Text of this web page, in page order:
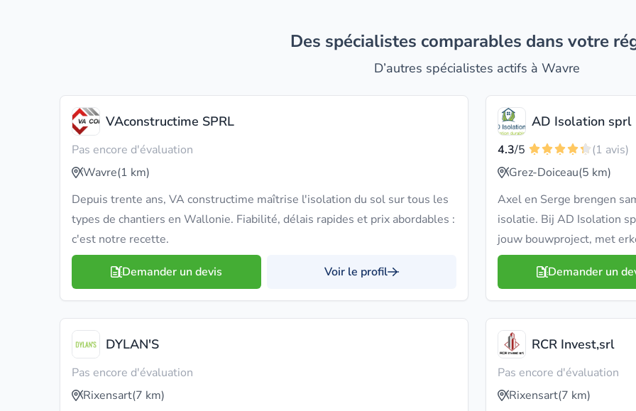
Des spécialistes comparables dans votre
D’autres spécialistes actifs à Wavre
VAconstructime SPRL
Pas encore d'évaluation
Wavre(1 km)
Depuis trente ans, VA constructime maîtrise l'isolation du sol sur tous les
types de chantiers en Wallonie. Fiabilité, délais rapides et prix abordables :
c'est notre recette.
Demander un devis Voir le profil
AD Isolation sprl
4.3/5
(1 avis)
Grez-Doiceau(5 km)
Axel en Serge brengen
isolatie. Bij AD Isolation
jouw bouwproject, met
Demander un
DYLAN'S
Pas encore d'évaluation
Rixensart(7 km)
RCR Invest,srl
Pas encore d'évaluation
Rixensart(7 km)